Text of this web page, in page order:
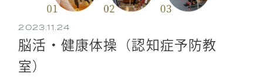
2023.11.24
脳活・健康体操（認知症予防教
室）